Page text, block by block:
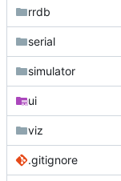
rrdb
serial
simulator
ui
viz
.gitignore